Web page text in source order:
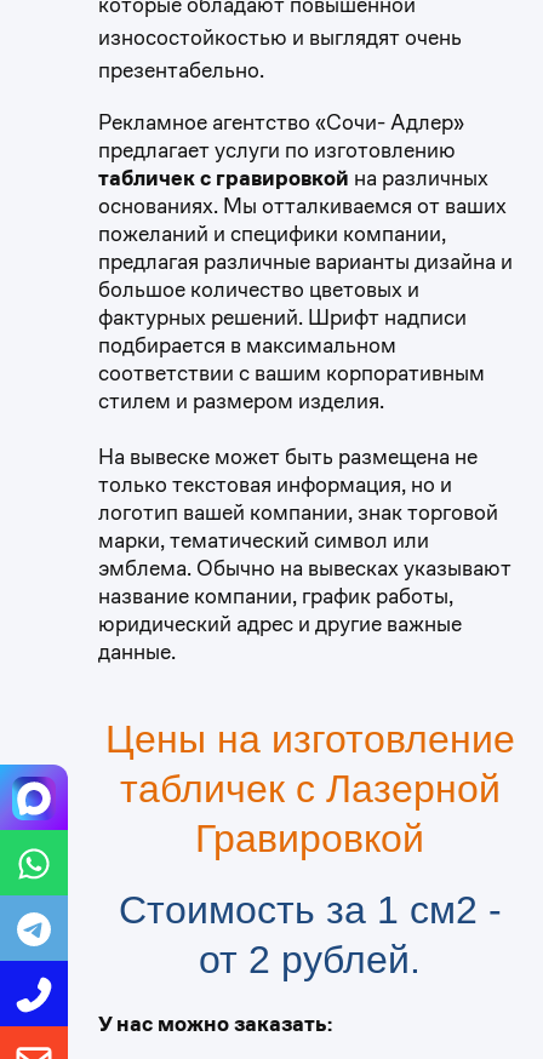
износостойкостью и выглядят очень
презентабельно.
Рекламное агентство «Сочи- Адлер»
предлагает услуги по изготовлению
табличек с гравировкой на различных
основаниях. Мы отталкиваемся от ваших
пожеланий и специфики компании,
предлагая различные варианты дизайна и
большое количество цветовых и
фактурных решений. Шрифт надписи
подбирается в максимальном
соответствии с вашим корпоративным
стилем и размером изделия.
На вывеске может быть размещена не
только текстовая информация, но и
логотип вашей компании, знак торговой
марки, тематический символ или
эмблема. Обычно на вывесках указывают
название компании, график работы,
юридический адрес и другие важные
данные.
Цены на изготовление
табличек с Лазерной
Гравировкой
Стоимость за 1 см2 -
от 2 рублей.
У нас можно заказать: